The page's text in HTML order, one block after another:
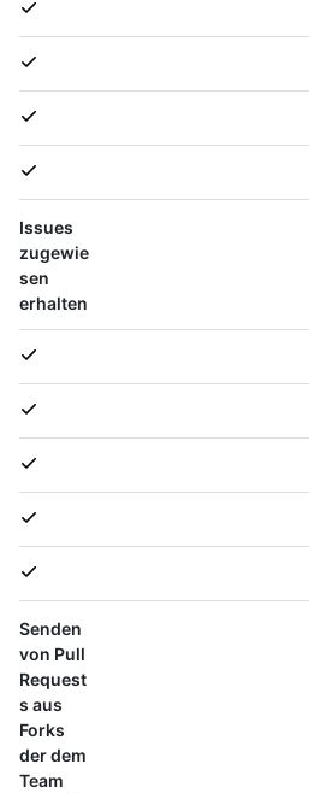
Issues
zugewie
sen
erhalten
Senden
von Pull
Request
s aus
Forks
der dem
Team